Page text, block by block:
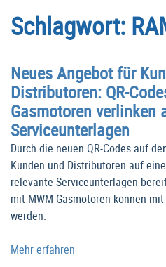
Schlagwort:
Neues Angebot für
Distributoren: QR-
Gasmotoren verlinken
Serviceunterlagen
Durch die neuen QR-Codes auf
Kunden und Distributoren auf
relevante Serviceunterlagen
mit MWM Gasmotoren können
werden.
Mehr erfahren